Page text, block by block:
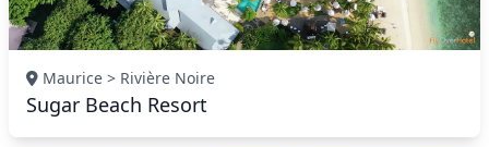
Maurice > Rivière Noire
Sugar Beach Resort